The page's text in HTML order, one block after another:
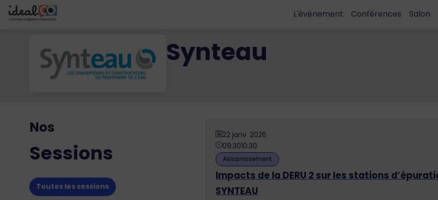
L'évènement Conférences Salon
Synteau
Nos
Sessions
Toutes les sessions
22 janv. 2026
09:3010:30
Assainissement
Impacts de la DERU 2 sur les stations
SYNTEAU